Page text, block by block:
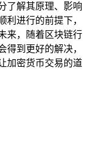
了解其原理、影响
利进行的前提下，
来，随着区块链行
得到更好的解决，
加密货币交易的道